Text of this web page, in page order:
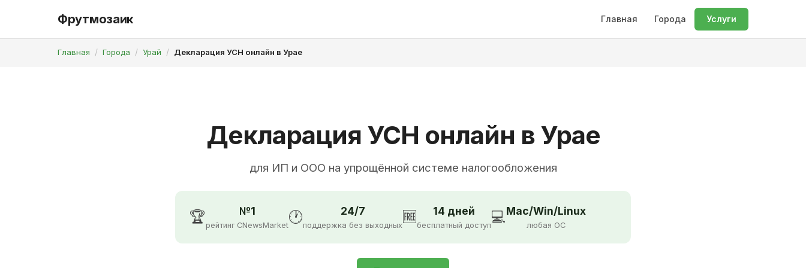
Фрутмозаик Главная Города Услуги
Главная Города Урай Декларация УСН онлайн в Урае
Декларация УСН онлайн в Урае
для ИП и ООО на упрощённой системе налогообложения
🏆 №1
рейтинг CNewsMarket🕐 24/7
поддержка без выходных 🆓 14 дней
бесплатный доступ💻Mac/Win/Linux
любая ОС